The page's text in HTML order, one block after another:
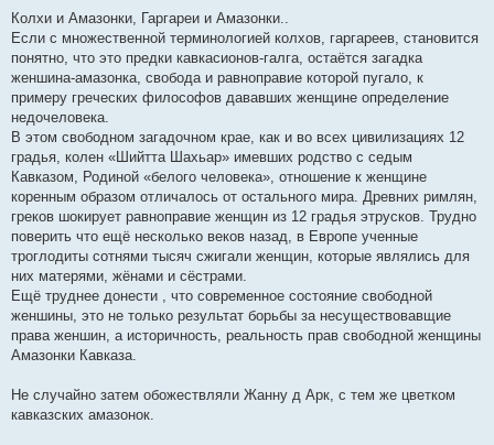
Колхи и Амазонки, Гаргареи и Амазонки..
Если с множественной терминологией колхов, гаргареев, становится
понятно, что это предки кавкасионов-галга, остаётся загадка
женшина-амазонка, свобода и равноправие которой пугало, к
примеру греческих философов дававших женщине определение
недочеловека.
В этом свободном загадочном крае, как и во всех цивилизациях 12
градья, колен «Шийтта Шахьар» имевших родство с седым
Кавказом, Родиной «белого человека», отношение к женщине
коренным образом отличалось от остального мира. Древних римлян,
греков шокирует равноправие женщин из 12 градья этрусков. Трудно
поверить что ещё несколько веков назад, в Европе ученные
троглодиты сотнями тысяч сжигали женщин, которые являлись для
них матерями, жёнами и сёстрами.
Ещё труднее донести , что современное состояние свободной
женшины, это не только результат борьбы за несуществовавщие
права женшин, а историчность, реальность прав свободной женщины
Амазонки Кавказа.
Не случайно затем обожествляли Жанну д Арк, с тем же цветком
кавказских амазонок.